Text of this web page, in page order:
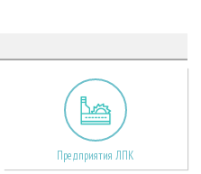
Предприятия ЛПК